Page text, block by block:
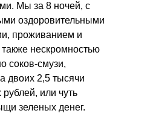
Мы за 8 ночей, с
оздоровительными
проживанием и
нескромностью
соков-смузи,
двоих 2,5 тысячи
рублей, или чуть
зеленых денег.